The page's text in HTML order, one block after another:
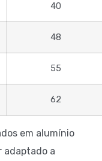
40
48
55
62
em alumínio
adaptado a